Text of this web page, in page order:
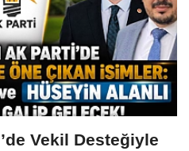
Vekil Desteğiyle